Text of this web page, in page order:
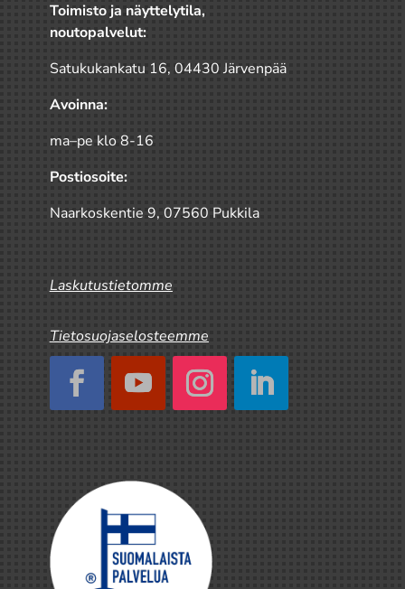
Toimisto ja näyttelytila,
noutopalvelut:
Satukukankatu 16, 04430 Järvenpää
Avoinna:
ma–pe klo 8-16
Postiosoite:
Naarkoskentie 9, 07560 Pukkila
Laskutustietomme
Tietosuojaselosteemme